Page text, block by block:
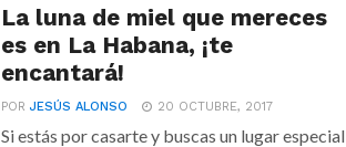
La luna de miel que mereces
es en La Habana, ¡te
encantará!
PORJESÚS ALONSO 20 OCTUBRE, 2017
Si estás por casarte y buscas un lugar especial